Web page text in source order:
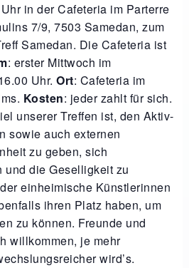
in der Cafeteria im Parterre
7/9, 7503 Samedan, zum
Samedan. Die Cafeteria ist
: erster Mittwoch im
Uhr.Ort: Cafeteria im
Kosten: jeder zahlt für sich.
unserer Treffen ist, den Aktiv-
sowie auch externen
zu geben, sich
und die Geselligkeit zu
einheimische Künstlerinnen
ihren Platz haben, um
zu können. Freunde und
willkommen, je mehr
wird’s.